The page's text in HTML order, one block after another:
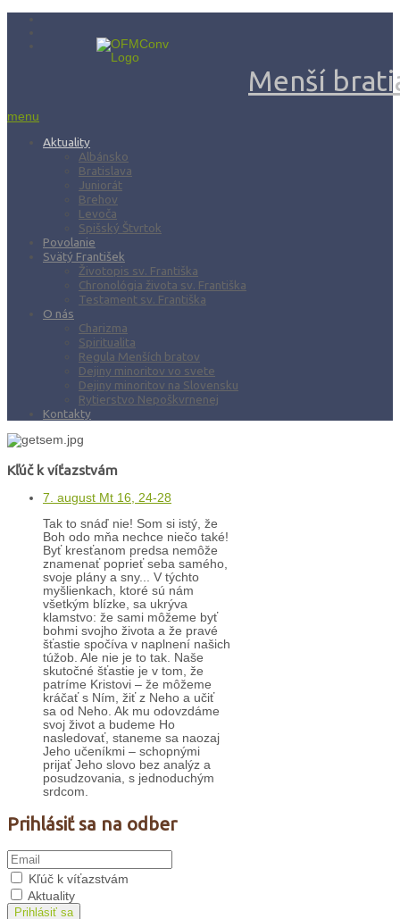
Menší
menu
Aktuality
Albánsko
Bratislava
Juniorát
Brehov
Levoča
Spišský Štvrtok
Povolanie
Svätý František
Životopis sv. Františka
Chronológia života sv. Františka
Testament sv. Františka
O nás
Charizma
Spiritualita
Regula Menších bratov
Dejiny minoritov vo svete
Dejiny minoritov na Slovensku
Rytierstvo Nepoškvrnenej
Kontakty
Kľúč k víťazstvám
7. august Mt 16, 24-28
Tak to snáď nie! Som si istý, že
Boh odo mňa nechce niečo také!
Byť kresťanom predsa nemôže
znamenať poprieť seba samého,
svoje plány a sny... V týchto
myšlienkach, ktoré sú nám
všetkým blízke, sa ukrýva
klamstvo: že sami môžeme byť
bohmi svojho života a že pravé
šťastie spočíva v naplnení našich
túžob. Ale nie je to tak. Naše
skutočné šťastie je v tom, že
patríme Kristovi – že môžeme
kráčať s Ním, žiť z Neho a učiť
sa od Neho. Ak mu odovzdáme
svoj život a budeme Ho
nasledovať, staneme sa naozaj
Jeho učeníkmi – schopnými
prijať Jeho slovo bez analýz a
posudzovania, s jednoduchým
srdcom.
Prihlásiť sa na odber
Kľúč k víťazstvám
Aktuality
Prihlásiť sa